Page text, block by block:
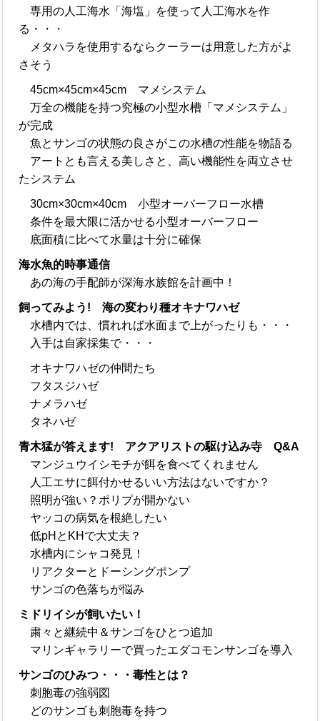
専用の人工海水「海塩」を使って人工海水を作
る・・・
メタハラを使用するならクーラーは用意した方がよ
さそう
45cm×45cm×45cm マメシステム
万全の機能を持つ究極の小型水槽「マメシステム」
が完成
魚とサンゴの状態の良さがこの水槽の性能を物語る
アートとも言える美しさと、高い機能性を両立させ
たシステム
30cm×30cm×40cm 小型オーバーフロー水槽
条件を最大限に活かせる小型オーバーフロー
底面積に比べて水量は十分に確保
海水魚的時事通信
あの海の手配師が深海水族館を計画中！
飼ってみよう! 海の変わり種オキナワハゼ
水槽内では、慣れれば水面まで上がったりも・・・
入手は自家採集で・・・
オキナワハゼの仲間たち
フタスジハゼ
ナメラハゼ
タネハゼ
青木猛が答えます! アクアリストの駆け込み寺 Q&A
マンジュウイシモチが餌を食べてくれません
人工エサに餌付かせるいい方法はないですか？
照明が強い？ポリプが開かない
ヤッコの病気を根絶したい
低pHとKHで大丈夫？
水槽内にシャコ発見！
リアクターとドーシングポンプ
サンゴの色落ちが悩み
ミドリイシが飼いたい！
粛々と継続中＆サンゴをひとつ追加
マリンギャラリーで買ったエダコモンサンゴを導入
サンゴのひみつ・・・毒性とは？
刺胞毒の強弱図
どのサンゴも刺胞毒を持つ